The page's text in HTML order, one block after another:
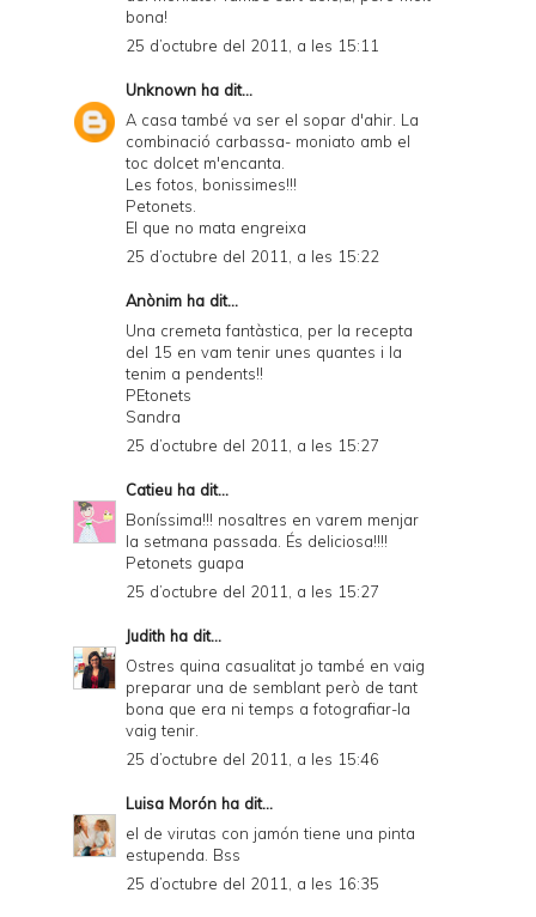
bona!
25 d’octubre del 2011, a les 15:11
Unknown ha dit...
A casa també va ser el sopar d'ahir. La
combinació carbassa- moniato amb el
toc dolcet m'encanta.
Les fotos, bonissimes!!!
Petonets.
El que no mata engreixa
25 d’octubre del 2011, a les 15:22
Anònim ha dit...
Una cremeta fantàstica, per la recepta
del 15 en vam tenir unes quantes i la
tenim a pendents!!
PEtonets
Sandra
25 d’octubre del 2011, a les 15:27
Catieu ha dit...
Boníssima!!! nosaltres en varem menjar
la setmana passada. És deliciosa!!!!
Petonets guapa
25 d’octubre del 2011, a les 15:27
Judith ha dit...
Ostres quina casualitat jo també en vaig
preparar una de semblant però de tant
bona que era ni temps a fotografiar-la
vaig tenir.
25 d’octubre del 2011, a les 15:46
Luisa Morón ha dit...
el de virutas con jamón tiene una pinta
estupenda. Bss
25 d’octubre del 2011, a les 16:35